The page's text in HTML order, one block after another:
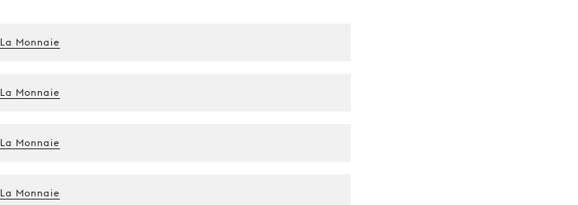
La Monnaie
La Monnaie
La Monnaie
La Monnaie